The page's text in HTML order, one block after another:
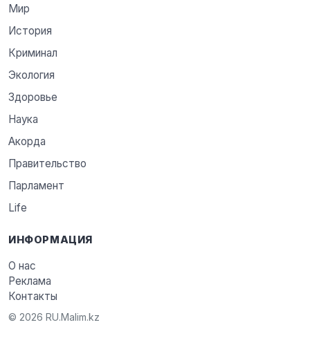
Мир
История
Криминал
Экология
Здоровье
Наука
Акорда
Правительство
Парламент
Life
ИНФОРМАЦИЯ
О нас
Реклама
Контакты
© 2026 RU.Malim.kz